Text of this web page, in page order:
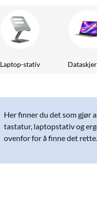
Laptop-stativ
Her finner du det som gjør
tastatur, laptopstativ og
ovenfor for å finne det rette.